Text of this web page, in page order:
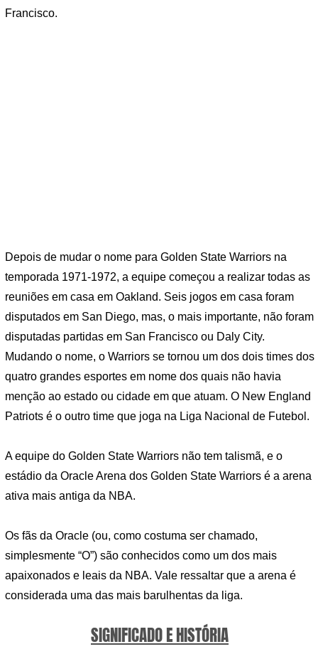
Francisco.
Depois de mudar o nome para Golden State Warriors na
temporada 1971-1972, a equipe começou a realizar todas as
reuniões em casa em Oakland. Seis jogos em casa foram
disputados em San Diego, mas, o mais importante, não foram
disputadas partidas em San Francisco ou Daly City.
Mudando o nome, o Warriors se tornou um dos dois times dos
quatro grandes esportes em nome dos quais não havia
menção ao estado ou cidade em que atuam. O New England
Patriots é o outro time que joga na Liga Nacional de Futebol.
A equipe do Golden State Warriors não tem talismã, e o
estádio da Oracle Arena dos Golden State Warriors é a arena
ativa mais antiga da NBA.
Os fãs da Oracle (ou, como costuma ser chamado,
simplesmente “O”) são conhecidos como um dos mais
apaixonados e leais da NBA. Vale ressaltar que a arena é
considerada uma das mais barulhentas da liga.
SIGNIFICADO E HISTÓRIA